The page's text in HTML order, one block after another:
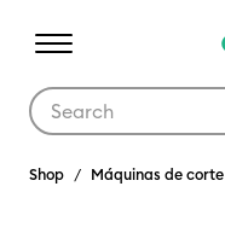
Shop Máquinas de corte